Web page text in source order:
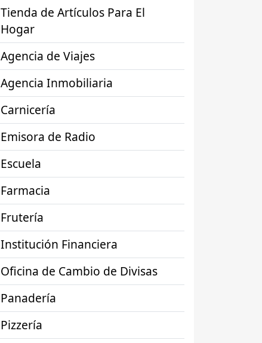
Tienda de Artículos Para El
Hogar
Agencia de Viajes
Agencia Inmobiliaria
Carnicería
Emisora de Radio
Escuela
Farmacia
Frutería
Institución Financiera
Oficina de Cambio de Divisas
Panadería
Pizzería